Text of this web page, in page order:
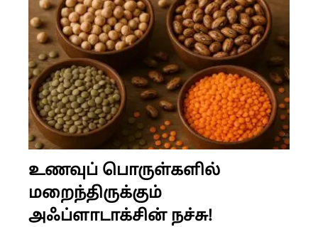
உணவுப் பொருள்களில்
மறைந்திருக்கும்
அஃப்ளாடாக்சின் நச்சு!